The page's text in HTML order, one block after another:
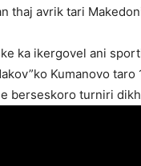
thaj avrik tari
ka ikergovel ani
Kumanovo taro
berseskoro turniri